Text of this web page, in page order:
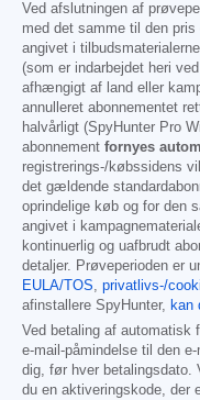
Ved afslutningen af
med det samme til den
angivet i
(som er indarbejdet heri
afhængigt af land eller
annulleret abonnementet
halvårligt (SpyHunter Pro
abonnement fornyes
registrerings-/købssidens
det gældende
oprindelige køb og for den
angivet i
kontinuerlig og uafbrudt
detaljer. Prøveperioden er
EULA/TOS, privatlivs-/
afinstallere SpyHunter, kan
Ved betaling af automatisk
e-mail-påmindelse til den
dig, før hver betalingsdato.
du en aktiveringskode, der